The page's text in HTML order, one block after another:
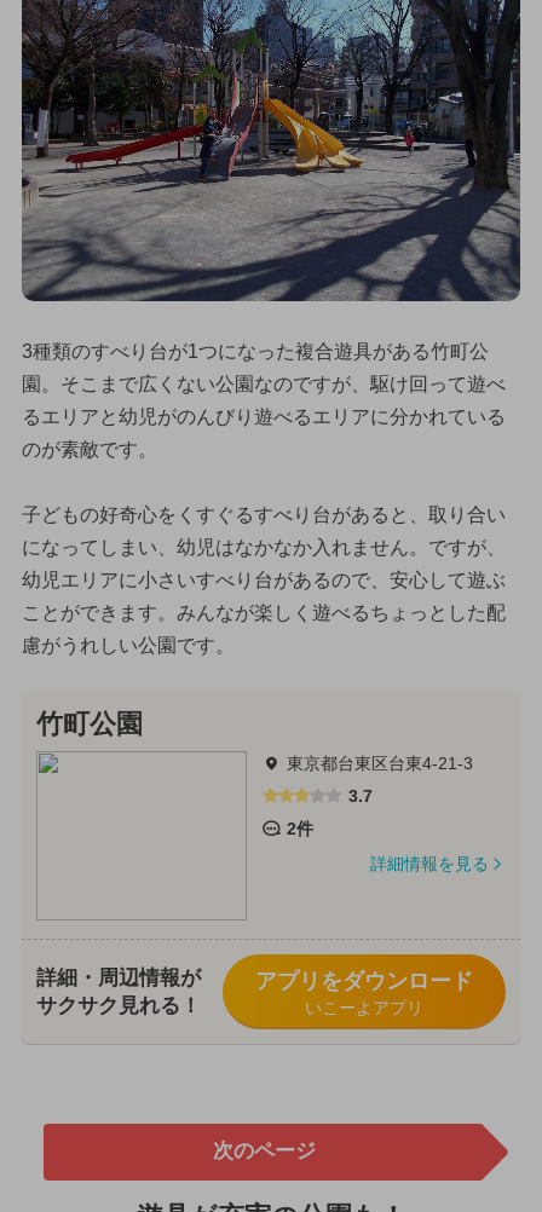
3種類のすべり台が1つになった複合遊具がある竹町公
園。そこまで広くない公園なのですが、駆け回って遊べ
るエリアと幼児がのんびり遊べるエリアに分かれている
のが素敵です。
子どもの好奇心をくすぐるすべり台があると、取り合い
になってしまい、幼児はなかなか入れません。ですが、
幼児エリアに小さいすべり台があるので、安心して遊ぶ
ことができます。みんなが楽しく遊べるちょっとした配
慮がうれしい公園です。
竹町公園
東京都台東区台東4-21-3
3.7
2件
詳細情報を見る
詳細・周辺情報が
サクサク見れる！
アプリをダウンロード
いこーよアプリ
次のページ